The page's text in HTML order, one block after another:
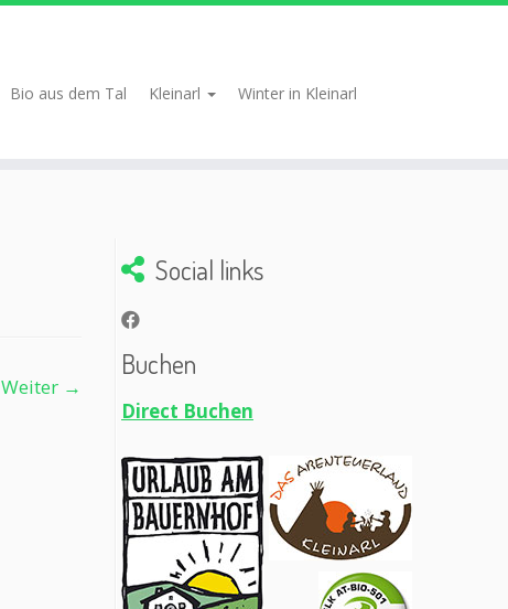
Bio aus dem Tal Kleinarl
Winter in Kleinarl
Weiter →
Social links
Buchen
Direct Buchen